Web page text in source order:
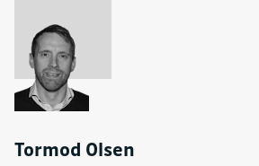
Tormod Olsen